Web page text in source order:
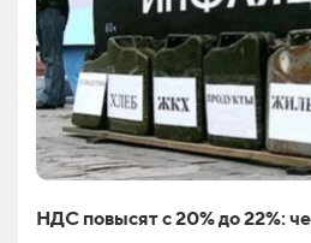
НДС повысят с 20% до 22%: